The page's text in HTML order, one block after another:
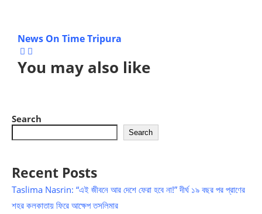
News On Time Tripura
You may also like
Search
Search
Recent Posts
Taslima Nasrin: “এই জীবনে আর দেশে ফেরা হবে না!” দীর্ঘ ১৯ বছর পর প্রাণের
শহর কলকাতায় ফিরে আক্ষেপ তসলিমার